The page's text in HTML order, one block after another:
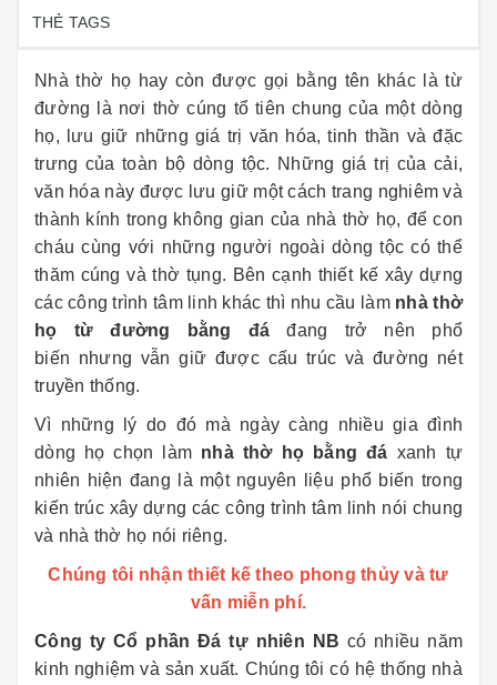
THẺ TAGS
Nhà thờ họ hay còn được gọi bằng tên khác là từ
đường là nơi thờ cúng tổ tiên chung của một dòng
họ, lưu giữ những giá trị văn hóa, tinh thần và đặc
trưng của toàn bộ dòng tộc. Những giá trị của cải,
văn hóa này được lưu giữ một cách trang nghiêm và
thành kính trong không gian của nhà thờ họ, để con
cháu cùng với những người ngoài dòng tộc có thể
thăm cúng và thờ tụng. Bên cạnh thiết kế xây dựng
các công trình tâm linh khác thì nhu cầu làm nhà thờ
họ từ đường bằng đá đang trở nên phổ
biến nhưng vẫn giữ được cấu trúc và đường nét
truyền thống.
Vì những lý do đó mà ngày càng nhiều gia đình
dòng họ chọn làm nhà thờ họ bằng đá xanh tự
nhiên hiện đang là một nguyên liệu phổ biến trong
kiến trúc xây dựng các công trình tâm linh nói chung
và nhà thờ họ nói riêng.
Chúng tôi nhận thiết kế theo phong thủy và tư
vấn miễn phí.
Công ty Cổ phần Đá tự nhiên NB có nhiều năm
kinh nghiệm và sản xuất. Chúng tôi có hệ thống nhà